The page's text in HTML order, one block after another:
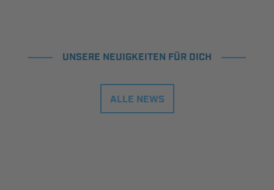
UNSERE NEUIGKEITEN FÜR DICH
ALLE NEWS